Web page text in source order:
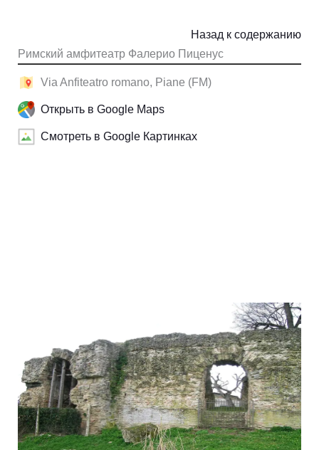
Римский амфитеатр Фалерио Пиценус
Назад к содержанию
Via Anfiteatro romano, Piane (FM)
Открыть в Google Maps
Смотреть в Google Картинках